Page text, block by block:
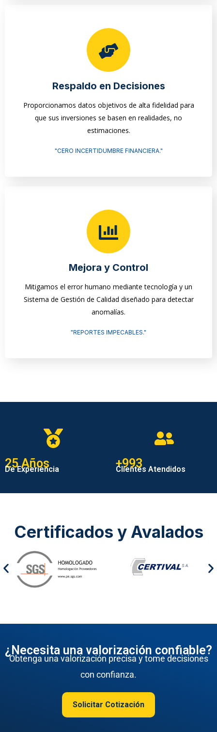
Respaldo en Decisiones
Proporcionamos datos objetivos de alta fidelidad para
que sus inversiones se basen en realidades, no
estimaciones.
"CERO INCERTIDUMBRE FINANCIERA."
Mejora y Control
Mitigamos el error humano mediante tecnología y un
Sistema de Gestión de Calidad diseñado para detectar
anomalías.
"REPORTES IMPECABLES."
25 Años
De Experiencia +1,000
Clientes Atendidos
Certificados y Avalados
¿Necesita una valorización confiable?
Obtenga una valorización precisa y tome decisiones
con confianza.
Solicitar Cotización